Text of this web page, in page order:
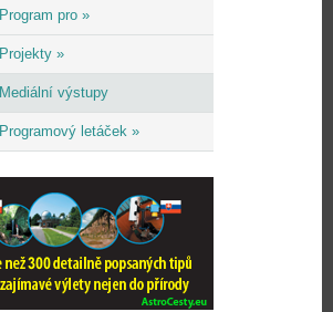
Program pro »
Projekty »
Mediální výstupy
Programový letáček »